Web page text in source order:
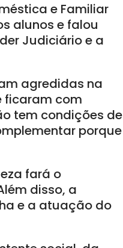
e Familiar
alunos e falou
Judiciário e a
agredidas na
ficaram com
tem condições de
porque
fará o
disso, a
e a atuação do